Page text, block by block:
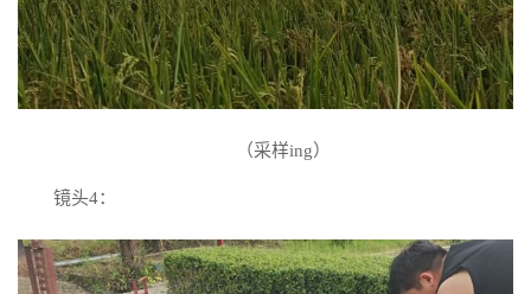
（采样ing）
镜头4：